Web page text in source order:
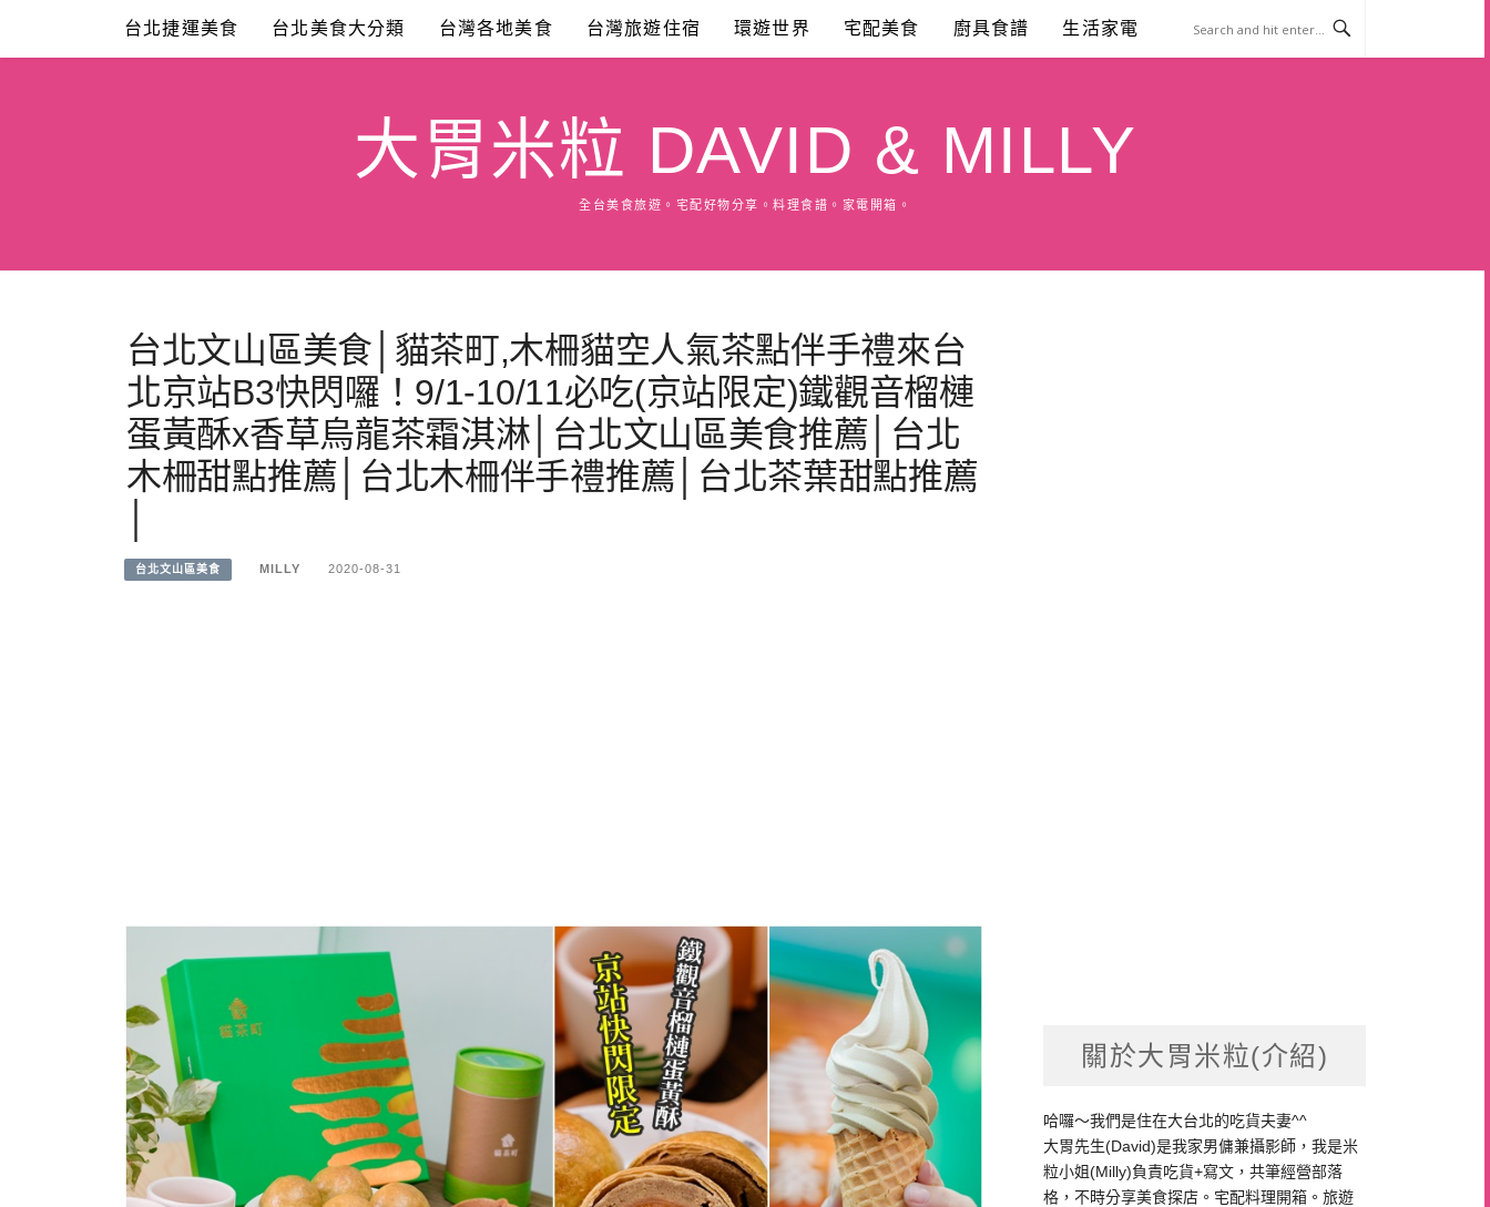
content
台北捷運美食 台北美食大分類 台灣各地美食 台灣旅遊住宿 環遊世界 宅配美食 廚具食譜 生活家電
大胃米粒 DAVID & MILLY
全台美食旅遊。宅配好物分享。料理食譜。家電開箱。
台北文山區美食│貓茶町,木柵貓空人氣茶點伴手禮來台
北京站B3快閃囉！9/1-10/11必吃(京站限定)鐵觀音榴槤
蛋黃酥x香草烏龍茶霜淇淋│台北文山區美食推薦│台北
木柵甜點推薦│台北木柵伴手禮推薦│台北茶葉甜點推薦
台北文山區美食 MILLY 2020-08-31
關於大胃米粒(介紹)
哈囉～我們是住在大台北的吃貨夫妻^^
大胃先生(David)是我家男傭兼攝影師，我是米
粒小姐(Milly)負責吃貨+寫文，共筆經營部落
格，不時分享美食探店。宅配料理開箱。旅遊